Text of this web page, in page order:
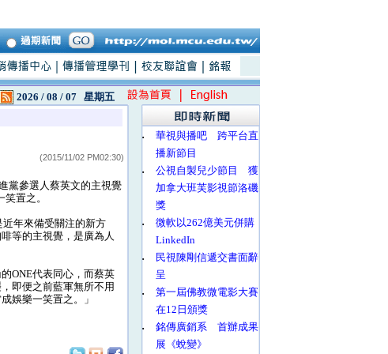
2026 / 08 / 07 星期五
(2015/11/02 PM02:30)
黨參選人蔡英文的主視覺
置之。
年來備受關注的新方
等的主視覺，是廣為人
ONE代表同心，而蔡英
即便之前藍軍無所不用
娛樂一笑置之。」
‧
華視與播吧 跨平台直
播新節目
‧
公視自製兒少節目 獲
加拿大班芙影視節洛磯
獎
‧
微軟以262億美元併購
LinkedIn
‧
民視陳剛信遞交書面辭
呈
‧
第一屆佛教微電影大賽
在12日頒獎
‧
銘傳廣銷系 首辦成果
展《蛻變》